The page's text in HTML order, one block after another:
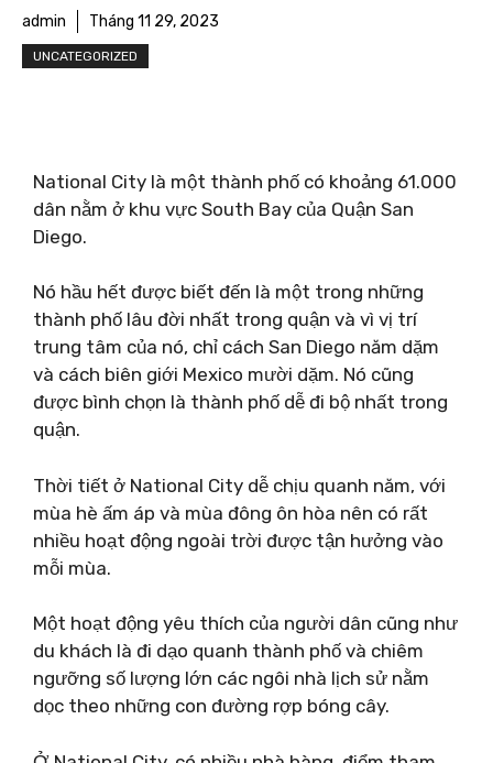
admin Tháng 11 29, 2023
UNCATEGORIZED
National City là một thành phố có khoảng 61.000
dân nằm ở khu vực South Bay của Quận San
Diego.
Nó hầu hết được biết đến là một trong những
thành phố lâu đời nhất trong quận và vì vị trí
trung tâm của nó, chỉ cách San Diego năm dặm
và cách biên giới Mexico mười dặm. Nó cũng
được bình chọn là thành phố dễ đi bộ nhất trong
quận.
Thời tiết ở National City dễ chịu quanh năm, với
mùa hè ấm áp và mùa đông ôn hòa nên có rất
nhiều hoạt động ngoài trời được tận hưởng vào
mỗi mùa.
Một hoạt động yêu thích của người dân cũng như
du khách là đi dạo quanh thành phố và chiêm
ngưỡng số lượng lớn các ngôi nhà lịch sử nằm
dọc theo những con đường rợp bóng cây.